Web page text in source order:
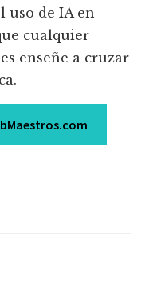
uso de IA en
cualquier
enseñe a cruzar